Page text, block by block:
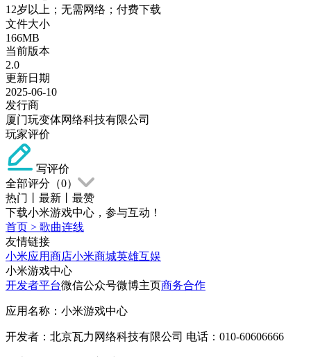
12岁以上；无需网络；付费下载
文件大小
166MB
当前版本
2.0
更新日期
2025-06-10
发行商
厦门玩变体网络科技有限公司
玩家评价
写评价
全部评分（0）
热门
最新
最赞
下载小米游戏中心，参与互动！
首页 > 歌曲连线
友情链接
小米应用商店小米商城英雄互娱
小米游戏中心
开发者平台微信公众号微博主页商务合作
应用名称：小米游戏中心
开发者：北京瓦力网络科技有限公司 电话：010-60606666